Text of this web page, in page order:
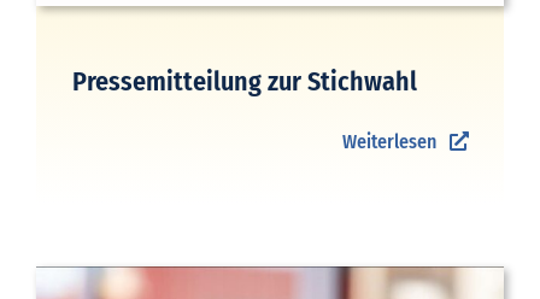
Pressemitteilung zur Stichwahl
Weiterlesen